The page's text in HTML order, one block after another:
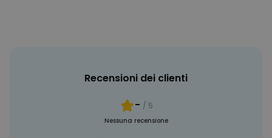
Recensioni dei clienti
- / 5
Nessuna recensione